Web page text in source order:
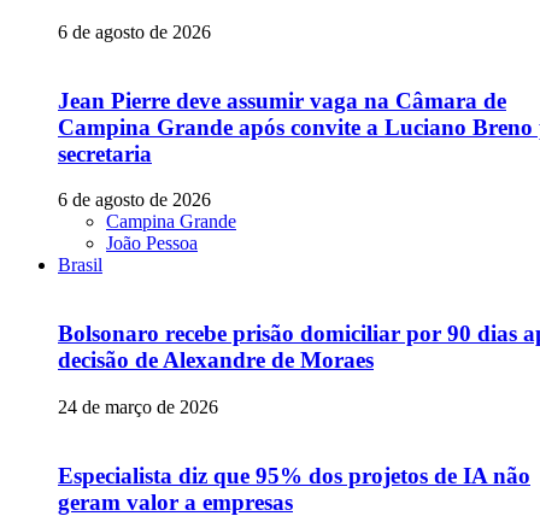
6 de agosto de 2026
Jean Pierre deve assumir vaga na Câmara de
Campina Grande após convite a Luciano Breno
secretaria
6 de agosto de 2026
Campina Grande
João Pessoa
Brasil
Bolsonaro recebe prisão domiciliar por 90 dias
decisão de Alexandre de Moraes
24 de março de 2026
Especialista diz que 95% dos projetos de IA não
geram valor a empresas